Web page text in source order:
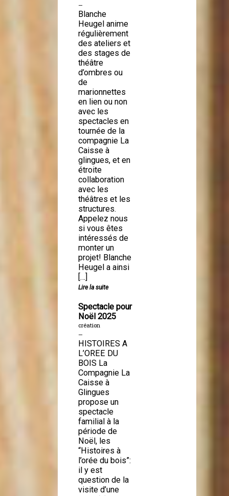
—
Blanche
Heugel anime
régulièrement
des ateliers et
des stages de
théâtre
d’ombres ou
de
marionnettes
en lien ou non
avec les
spectacles en
tournée de la
compagnie La
Caisse à
glingues, et en
étroite
collaboration
avec les
théâtres et les
structures.
Appelez nous
si vous êtes
intéressés de
monter un
projet! Blanche
Heugel a ainsi
[…]
Lire la suite
Spectacle pour
Noël 2025
création
—
HISTOIRES A
L’OREE DU
BOIS La
Compagnie La
Caisse à
Glingues
propose un
spectacle
familial à la
période de
Noël, les
“Histoires à
l’orée du bois”:
il y est
question de la
visite d’une